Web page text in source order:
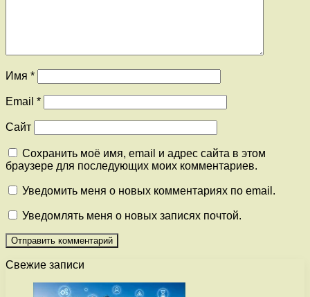
Имя *
Email *
Сайт
Сохранить моё имя, email и адрес сайта в этом
браузере для последующих моих комментариев.
Уведомить меня о новых комментариях по email.
Уведомлять меня о новых записях почтой.
Свежие записи